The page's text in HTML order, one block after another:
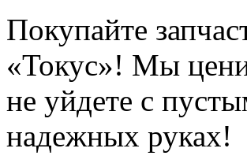
Покупайте
«Токус»! Мы
не уйдете с
надежных руках!